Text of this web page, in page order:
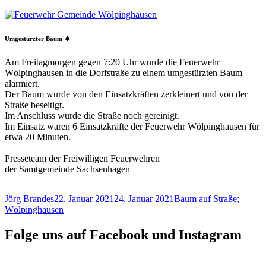
Umgestürzter Baum 🌲
Am Freitagmorgen gegen 7:20 Uhr wurde die Feuerwehr
Wölpinghausen in die Dorfstraße zu einem umgestürzten Baum
alarmiert.
Der Baum wurde von den Einsatzkräften zerkleinert und von der
Straße beseitigt.
Im Anschluss wurde die Straße noch gereinigt.
Im Einsatz waren 6 Einsatzkräfte der Feuerwehr Wölpinghausen für
etwa 20 Minuten.
—
Presseteam der Freiwilligen Feuerwehren
der Samtgemeinde Sachsenhagen
Autor
Jörg BrandesVeröffentlicht
am
22. Januar 2021 24. Januar 2021Schlagwörter
Baum auf Straße;
Wölpinghausen
Folge uns auf Facebook und Instagram